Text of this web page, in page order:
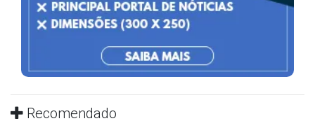
Recomendado